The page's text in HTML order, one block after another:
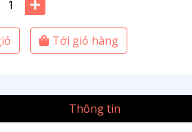
Tới giỏ hàng
Thông tin